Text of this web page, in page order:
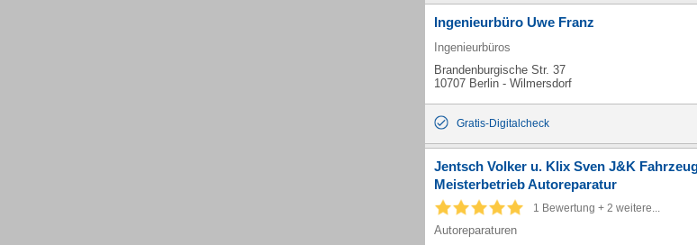
Ingenieurbüro Uwe Franz
Ingenieurbüros
Brandenburgische Str. 37
10707 Berlin - Wilmersdorf
Gratis-Digitalcheck
Jentsch Volker u. Klix Sven J&K
Meisterbetrieb Autoreparatur
1 Bewertung + 2 weitere...
Autoreparaturen